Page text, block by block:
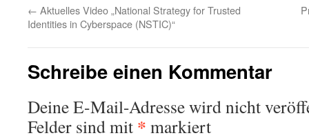
← Aktuelles Video „National Strategy for Trusted
Identities in Cyberspace (NSTIC)“
Schreibe einen Kommentar
Deine E-Mail-Adresse wird nicht
Felder sind mit * markiert